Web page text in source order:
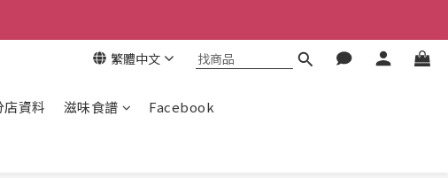
繁體中文
店資料 滋味食譜 Facebook